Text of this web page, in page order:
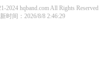
2024 hqband.com All Rights Reserved
时间：2026/8/8 2:46:29